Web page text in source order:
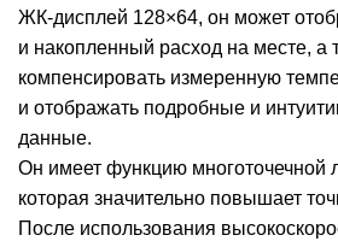
ЖК-дисплей 128×64, он может
и накопленный расход на месте, а
компенсировать измеренную
и отображать подробные и
данные.
Он имеет функцию многоточечной
которая значительно повышает
После использования